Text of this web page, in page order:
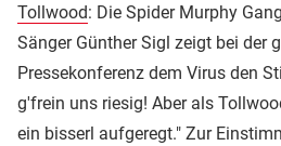
Tollwood: Die Spider Murphy
Sänger Günther Sigl zeigt bei der
Pressekonferenz dem Virus den
g'frein uns riesig! Aber als
ein bisserl aufgeregt." Zur